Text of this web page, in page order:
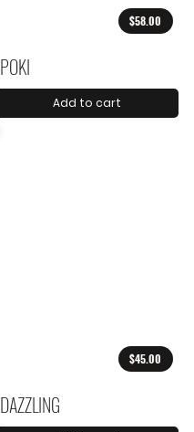
$58.00
POKI
Add to cart
$45.00
DAZZLING